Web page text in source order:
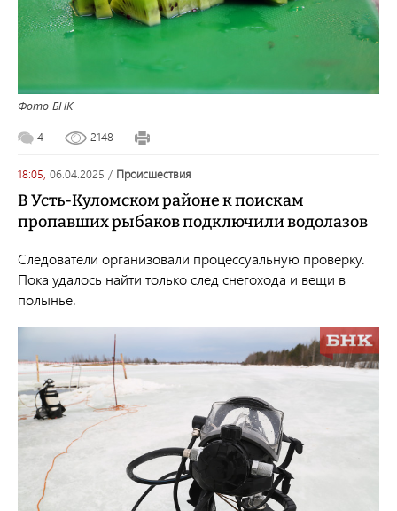
Фото БНК
4 2148
18:05, 06.04.2025 / происшествия
В Усть-Куломском районе к поискам
пропавших рыбаков подключили водолазов
Следователи организовали процессуальную проверку.
Пока удалось найти только след снегохода и вещи в
полынье.